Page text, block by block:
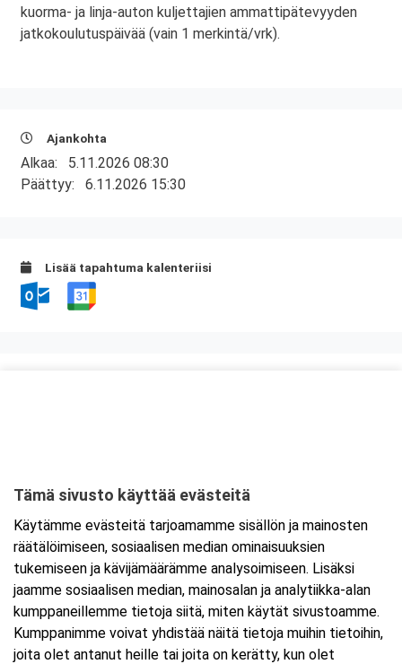
kuorma- ja linja-auton kuljettajien ammattipätevyyden
jatkokoulutuspäivää (vain 1 merkintä/vrk).
Ajankohta
Alkaa: 5.11.2026 08:30
Päättyy: 6.11.2026 15:30
Lisää tapahtuma kalenteriisi
Tarkempi kartta ja ajo-ohjeet
Tämä sivusto käyttää evästeitä
Käytämme evästeitä tarjoamamme sisällön ja mainosten
räätälöimiseen, sosiaalisen median ominaisuuksien
tukemiseen ja kävijämäärämme analysoimiseen. Lisäksi
jaamme sosiaalisen median, mainosalan ja analytiikka-alan
kumppaneillemme tietoja siitä, miten käytät sivustoamme.
Kumppanimme voivat yhdistää näitä tietoja muihin tietoihin,
joita olet antanut heille tai joita on kerätty, kun olet